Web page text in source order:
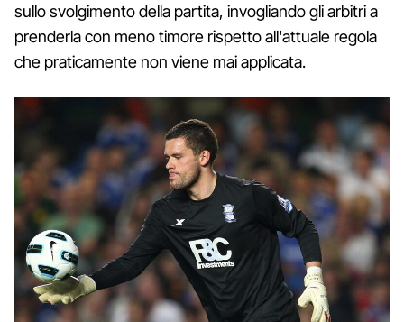
sullo svolgimento della partita, invogliando gli arbitri a
prenderla con meno timore rispetto all'attuale regola
che praticamente non viene mai applicata.